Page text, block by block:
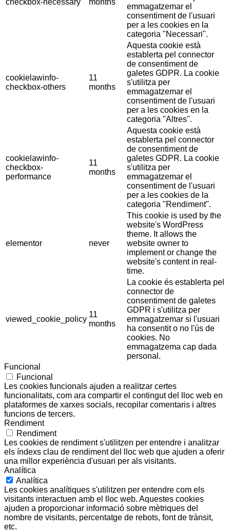
checkbox-necessary months
emmagatzemar el
consentiment de l'usuari
per a les cookies en la
categoria "Necessari".
cookielawinfo-
checkbox-others
11
months
Aquesta cookie està
establerta pel connector
de consentiment de
galetes GDPR. La cookie
s'utilitza per
emmagatzemar el
consentiment de l'usuari
per a les cookies en la
categoria "Altres".
cookielawinfo-
checkbox-
performance
11
months
Aquesta cookie està
establerta pel connector
de consentiment de
galetes GDPR. La cookie
s'utilitza per
emmagatzemar el
consentiment de l'usuari
per a les cookies de la
categoria "Rendiment".
elementor never
This cookie is used by the
website's WordPress
theme. It allows the
website owner to
implement or change the
website's content in real-
time.
viewed_cookie_policy
11
months
La cookie és establerta pel
connector de
consentiment de galetes
GDPR i s'utilitza per
emmagatzemar si l'usuari
ha consentit o no l'ús de
cookies. No
emmagatzema cap dada
personal.
Funcional
Funcional
Les cookies funcionals ajuden a realitzar certes
funcionalitats, com ara compartir el contingut del lloc web en
plataformes de xarxes socials, recopilar comentaris i altres
funcions de tercers.
Rendiment
Rendiment
Les cookies de rendiment s'utilitzen per entendre i analitzar
els índexs clau de rendiment del lloc web que ajuden a oferir
una millor experiència d'usuari per als visitants.
Analítica
Analítica
Les cookies analítiques s'utilitzen per entendre com els
visitants interactuen amb el lloc web. Aquestes cookies
ajuden a proporcionar informació sobre mètriques del
nombre de visitants, percentatge de rebots, font de trànsit,
etc.